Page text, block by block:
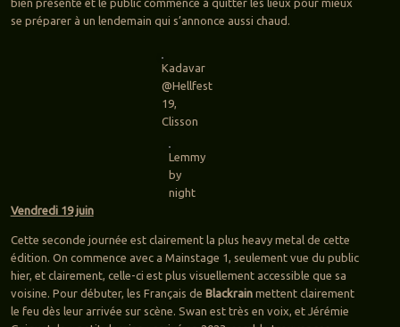
bien présente et le public commence à quitter les lieux pour mieux
se préparer à un lendemain qui s’annonce aussi chaud.
Kadavar
@Hellfest
19,
Clisson
Lemmy
by
night
Vendredi 19 juin
Cette seconde journée est clairement la plus heavy metal de cette
édition. On commence avec a Mainstage 1, seulement vue du public
hier, et clairement, celle-ci est plus visuellement accessible que sa
voisine. Pour débuter, les Français de Blackrain mettent clairement
le feu dès leur arrivée sur scène. Swan est très en voix, et Jérémie